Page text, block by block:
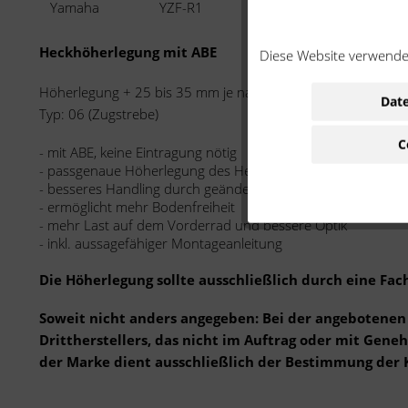
Yamaha
YZF-R1
Heckhöherlegung mit ABE
Höherlegung + 25 bis 35 mm je nach Fahrzeug
Typ: 06 (Zugstrebe)
- mit ABE, keine Eintragung nötig
- passgenaue Höherlegung des Hecks
- besseres Handling durch geänderte Fahrwerksgeometrie
- ermöglicht mehr Bodenfreiheit
- mehr Last auf dem Vorderrad und bessere Optik
- inkl. aussagefähiger Montageanleitung
Die Höherlegung sollte ausschließlich durch eine
Soweit nicht anders angegeben: Bei der
Drittherstellers, das nicht im Auftrag oder mit
der Marke dient ausschließlich der Bestimmung
Diese Website